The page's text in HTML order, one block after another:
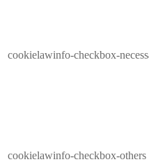
cookielawinfo-checkbox-
cookielawinfo-checkbox-others